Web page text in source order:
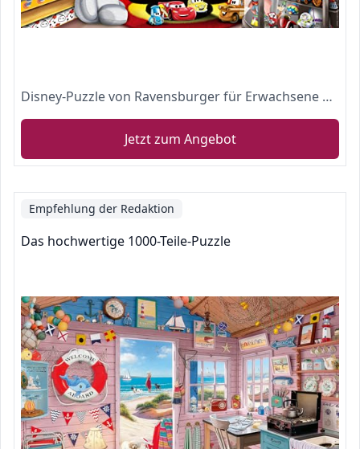
Disney-Puzzle von Ravensburger für Erwachsene und Kinder
Jetzt zum Angebot
Empfehlung der Redaktion
Das hochwertige 1000-Teile-Puzzle